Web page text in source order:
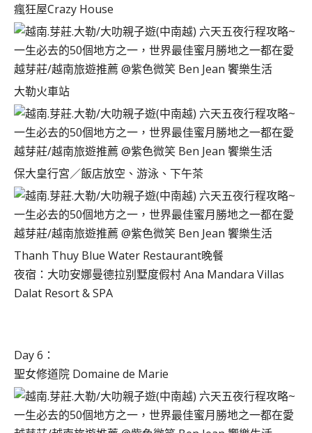
瘋狂屋Crazy House
大勒火車站
保大皇行宮／飯店放空、游泳、下午茶
Thanh Thuy Blue Water Restaurant晚餐
夜宿：大叻安娜曼德拉别墅度假村 Ana Mandara Villas
Dalat Resort & SPA
Day 6：
聖女修道院 Domaine de Marie